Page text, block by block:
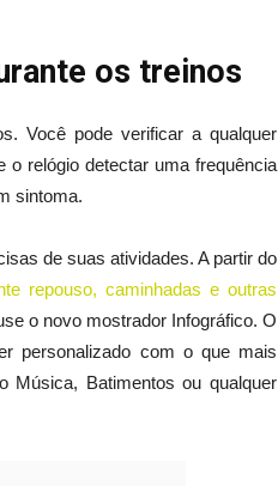
os treinos
Você pode verificar a qualquer
relógio detectar uma frequência
sintoma.
de suas atividades. A partir do
repouso, caminhadas e outras
o novo mostrador Infográfico. O
personalizado com o que mais
Música, Batimentos ou qualquer